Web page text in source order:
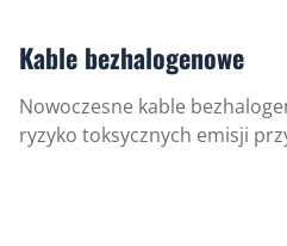
Kable bezhalogenowe
Nowoczesne kable
ryzyko toksycznych emisji